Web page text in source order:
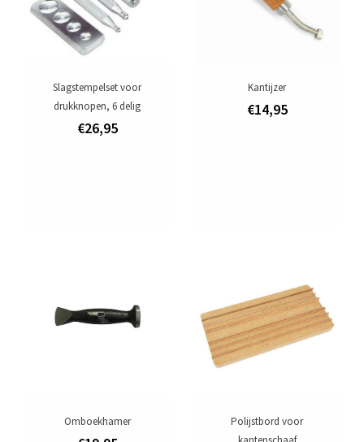
Slagstempelset voor
drukknopen, 6 delig
€26,95
Kantijzer
€14,95
Omboekhamer
Polijstbord voor